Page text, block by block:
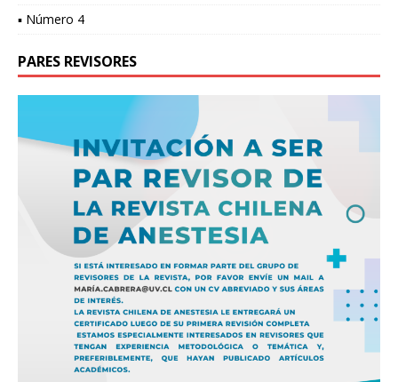
▪ Número 4
PARES REVISORES